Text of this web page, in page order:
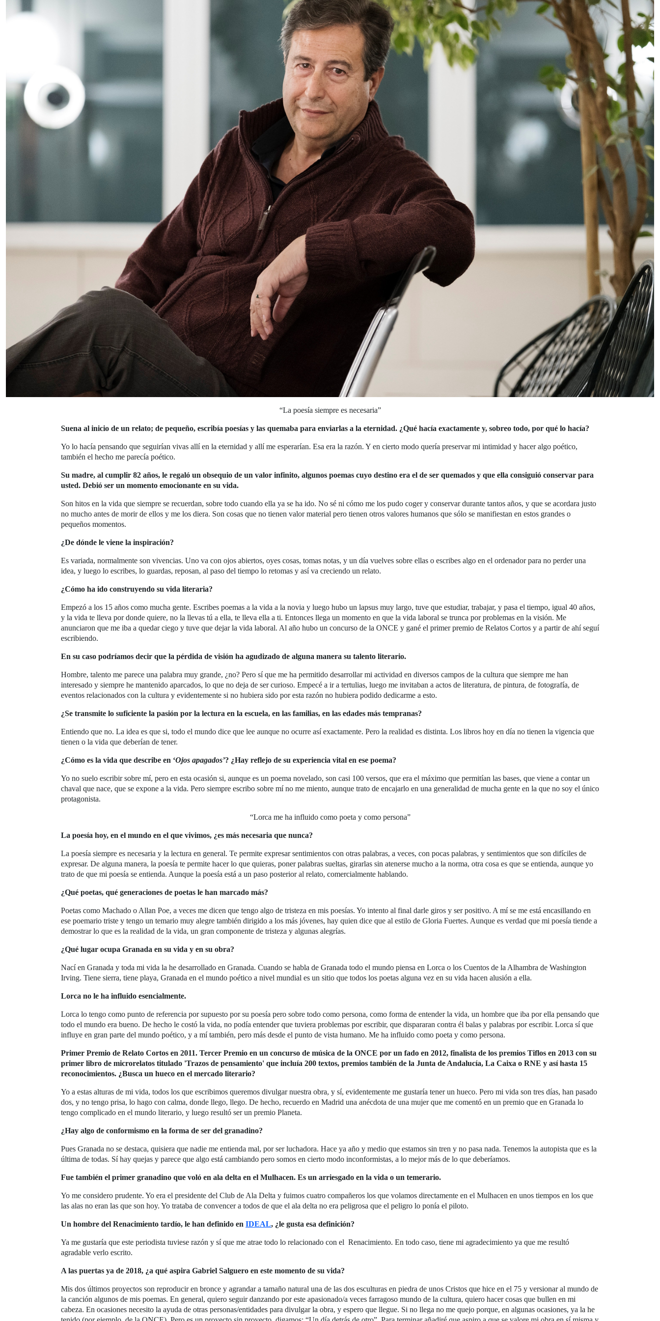
“La poesía siempre es necesaria”
Suena al inicio de un relato; de pequeño, escribía poesías y las quemaba para enviarlas a la eternidad. ¿Qué hacía exactamente y, sobreo todo, por qué lo hacía?
Yo lo hacía pensando que seguirían vivas allí en la eternidad y allí me esperarían. Esa era la razón. Y en cierto modo quería preservar mi intimidad y hacer algo poético,
también el hecho me parecía poético.
Su madre, al cumplir 82 años, le regaló un obsequio de un valor infinito, algunos poemas cuyo destino era el de ser quemados y que ella consiguió conservar para
usted. Debió ser un momento emocionante en su vida.
Son hitos en la vida que siempre se recuerdan, sobre todo cuando ella ya se ha ido. No sé ni cómo me los pudo coger y conservar durante tantos años, y que se acordara justo
no mucho antes de morir de ellos y me los diera. Son cosas que no tienen valor material pero tienen otros valores humanos que sólo se manifiestan en estos grandes o
pequeños momentos.
¿De dónde le viene la inspiración?
Es variada, normalmente son vivencias. Uno va con ojos abiertos, oyes cosas, tomas notas, y un día vuelves sobre ellas o escribes algo en el ordenador para no perder una
idea, y luego lo escribes, lo guardas, reposan, al paso del tiempo lo retomas y así va creciendo un relato.
¿Cómo ha ido construyendo su vida literaria?
Empezó a los 15 años como mucha gente. Escribes poemas a la vida a la novia y luego hubo un lapsus muy largo, tuve que estudiar, trabajar, y pasa el tiempo, igual 40 años,
y la vida te lleva por donde quiere, no la llevas tú a ella, te lleva ella a ti. Entonces llega un momento en que la vida laboral se trunca por problemas en la visión. Me
anunciaron que me iba a quedar ciego y tuve que dejar la vida laboral. Al año hubo un concurso de la ONCE y gané el primer premio de Relatos Cortos y a partir de ahí seguí
escribiendo.
En su caso podríamos decir que la pérdida de visión ha agudizado de alguna manera su talento literario.
Hombre, talento me parece una palabra muy grande, ¿no? Pero sí que me ha permitido desarrollar mi actividad en diversos campos de la cultura que siempre me han
interesado y siempre he mantenido aparcados, lo que no deja de ser curioso. Empecé a ir a tertulias, luego me invitaban a actos de literatura, de pintura, de fotografía, de
eventos relacionados con la cultura y evidentemente si no hubiera sido por esta razón no hubiera podido dedicarme a esto.
¿Se transmite lo suficiente la pasión por la lectura en la escuela, en las familias, en las edades más tempranas?
Entiendo que no. La idea es que si, todo el mundo dice que lee aunque no ocurre así exactamente. Pero la realidad es distinta. Los libros hoy en día no tienen la vigencia que
tienen o la vida que deberían de tener.
¿Cómo es la vida que describe en ‘Ojos apagados’? ¿Hay reflejo de su experiencia vital en ese poema?
Yo no suelo escribir sobre mí, pero en esta ocasión si, aunque es un poema novelado, son casi 100 versos, que era el máximo que permitían las bases, que viene a contar un
chaval que nace, que se expone a la vida. Pero siempre escribo sobre mí no me miento, aunque trato de encajarlo en una generalidad de mucha gente en la que no soy el único
protagonista.
“Lorca me ha influido como poeta y como persona”
La poesía hoy, en el mundo en el que vivimos, ¿es más necesaria que nunca?
La poesía siempre es necesaria y la lectura en general. Te permite expresar sentimientos con otras palabras, a veces, con pocas palabras, y sentimientos que son difíciles de
expresar. De alguna manera, la poesía te permite hacer lo que quieras, poner palabras sueltas, girarlas sin atenerse mucho a la norma, otra cosa es que se entienda, aunque yo
trato de que mi poesía se entienda. Aunque la poesía está a un paso posterior al relato, comercialmente hablando.
¿Qué poetas, qué generaciones de poetas le han marcado más?
Poetas como Machado o Allan Poe, a veces me dicen que tengo algo de tristeza en mis poesías. Yo intento al final darle giros y ser positivo. A mí se me está encasillando en
ese poemario triste y tengo un temario muy alegre también dirigido a los más jóvenes, hay quien dice que al estilo de Gloria Fuertes. Aunque es verdad que mi poesía tiende a
demostrar lo que es la realidad de la vida, un gran componente de tristeza y algunas alegrías.
¿Qué lugar ocupa Granada en su vida y en su obra?
Nací en Granada y toda mi vida la he desarrollado en Granada. Cuando se habla de Granada todo el mundo piensa en Lorca o los Cuentos de la Alhambra de Washington
Irving. Tiene sierra, tiene playa, Granada en el mundo poético a nivel mundial es un sitio que todos los poetas alguna vez en su vida hacen alusión a ella.
Lorca no le ha influido esencialmente.
Lorca lo tengo como punto de referencia por supuesto por su poesía pero sobre todo como persona, como forma de entender la vida, un hombre que iba por ella pensando que
todo el mundo era bueno. De hecho le costó la vida, no podía entender que tuviera problemas por escribir, que dispararan contra él balas y palabras por escribir. Lorca sí que
influye en gran parte del mundo poético, y a mí también, pero más desde el punto de vista humano. Me ha influido como poeta y como persona.
Primer Premio de Relato Cortos en 2011. Tercer Premio en un concurso de música de la ONCE por un fado en 2012, finalista de los premios Tiflos en 2013 con su
primer libro de microrelatos titulado 'Trazos de pensamiento' que incluía 200 textos, premios también de la Junta de Andalucía, La Caixa o RNE y así hasta 15
reconocimientos. ¿Busca un hueco en el mercado literario?
Yo a estas alturas de mi vida, todos los que escribimos queremos divulgar nuestra obra, y sí, evidentemente me gustaría tener un hueco. Pero mi vida son tres días, han pasado
dos, y no tengo prisa, lo hago con calma, donde llego, llego. De hecho, recuerdo en Madrid una anécdota de una mujer que me comentó en un premio que en Granada lo
tengo complicado en el mundo literario, y luego resultó ser un premio Planeta.
¿Hay algo de conformismo en la forma de ser del granadino?
Pues Granada no se destaca, quisiera que nadie me entienda mal, por ser luchadora. Hace ya año y medio que estamos sin tren y no pasa nada. Tenemos la autopista que es la
última de todas. Sí hay quejas y parece que algo está cambiando pero somos en cierto modo inconformistas, a lo mejor más de lo que deberíamos.
Fue también el primer granadino que voló en ala delta en el Mulhacen. Es un arriesgado en la vida o un temerario.
Yo me considero prudente. Yo era el presidente del Club de Ala Delta y fuimos cuatro compañeros los que volamos directamente en el Mulhacen en unos tiempos en los que
las alas no eran las que son hoy. Yo trataba de convencer a todos de que el ala delta no era peligrosa que el peligro lo ponía el piloto.
Un hombre del Renacimiento tardío, le han definido en IDEAL, ¿le gusta esa definición?
Ya me gustaría que este periodista tuviese razón y sí que me atrae todo lo relacionado con el Renacimiento. En todo caso, tiene mi agradecimiento ya que me resultó
agradable verlo escrito.
A las puertas ya de 2018, ¿a qué aspira Gabriel Salguero en este momento de su vida?
Mis dos últimos proyectos son reproducir en bronce y agrandar a tamaño natural una de las dos esculturas en piedra de unos Cristos que hice en el 75 y versionar al mundo de
la canción algunos de mis poemas. En general, quiero seguir danzando por este apasionado/a veces farragoso mundo de la cultura, quiero hacer cosas que bullen en mi
cabeza. En ocasiones necesito la ayuda de otras personas/entidades para divulgar la obra, y espero que llegue. Si no llega no me quejo porque, en algunas ocasiones, ya la he